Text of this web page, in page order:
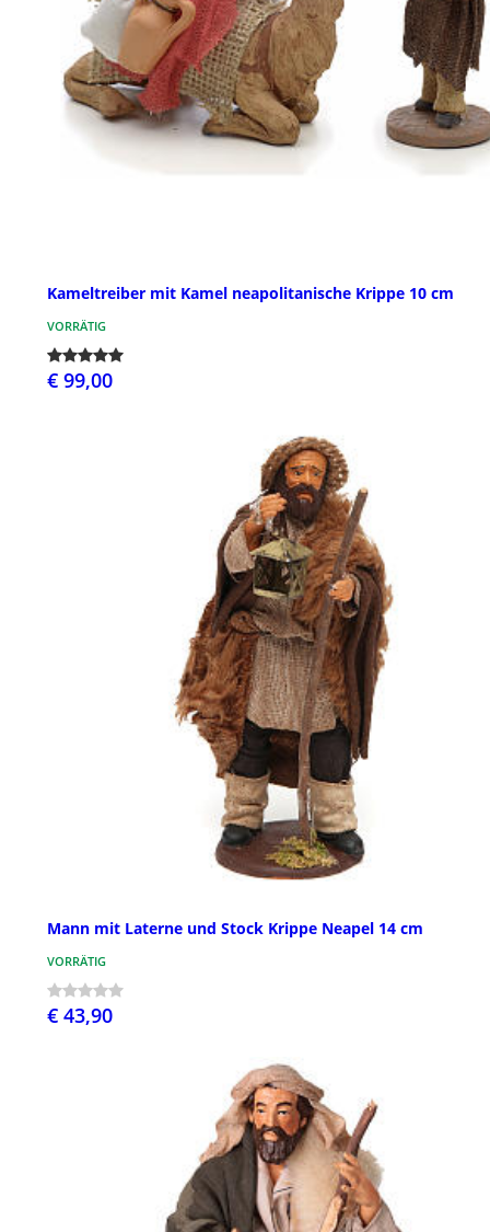
Kameltreiber mit Kamel neapolitanische Krippe 10 cm
VORRÄTIG
€ 99,00
Mann mit Laterne und Stock Krippe Neapel 14 cm
VORRÄTIG
€ 43,90